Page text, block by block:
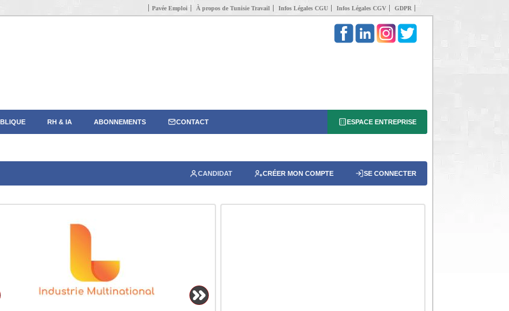
Pavée Emploi À propos de Tunisie Travail Infos Légales CGU Infos Légales CGV GDPR
RH & IA ABONNEMENTS CONTACT ESPACE ENTREPRISE
CANDIDAT CRÉER MON COMPTE SE CONNECTER